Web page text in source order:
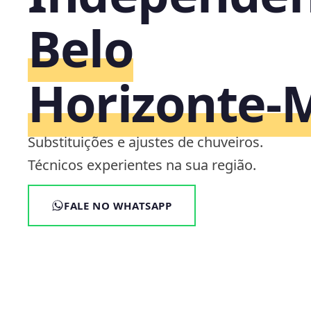
Belo
Substituições e ajustes de chuveiros.
Técnicos experientes na sua região.
FALE NO WHATSAPP